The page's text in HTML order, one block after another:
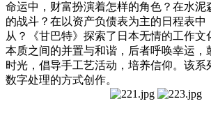
命运中，财富扮演着怎样的角色？在水泥
的战斗？在以资产负债表为主的日程表中
从？《甘巴特》探索了日本无情的工作文
本质之间的并置与和谐，后者呼唤幸运，
时光，倡导手工艺活动，培养信仰。该系
数字处理的方式创作。